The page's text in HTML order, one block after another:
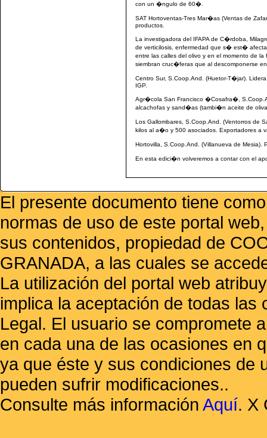
con un �ngulo de 60�.
SAT Hortoventas-Tres Mar�as (Ventas de
productos.
La investigadora del IFAPA de C�rdoba,
de verticilosis, enfermedad que s� est�
entre las calles del olivo y en el momento de
siembran cruc�feras que al descomponerse
Centro Sur, S.Coop.And. (Huetor-T�jar).
IGP.
Agr�cola San Francisco �Cosafra�,
alcachofas y sand�as (tambi�n aceite de
Los Gallombares, S.Coop.And. (Ventorros
kilos al a�o y 500 asociados. Exportadores a
Hortovilla, S.Coop.And. (Villanueva de
En esta edici�n volveremos a contar con el
El presente documento tiene
normas de uso de este portal
sus contenidos, propiedad de
GRANADA, a las cuales se
La utilización del portal web
implica la aceptación de todas
Legal. El usuario se compromete
en cada una de las ocasiones en
ya que éste y sus condiciones de
pueden sufrir modificaciones..
Consulte más información Aquí. X